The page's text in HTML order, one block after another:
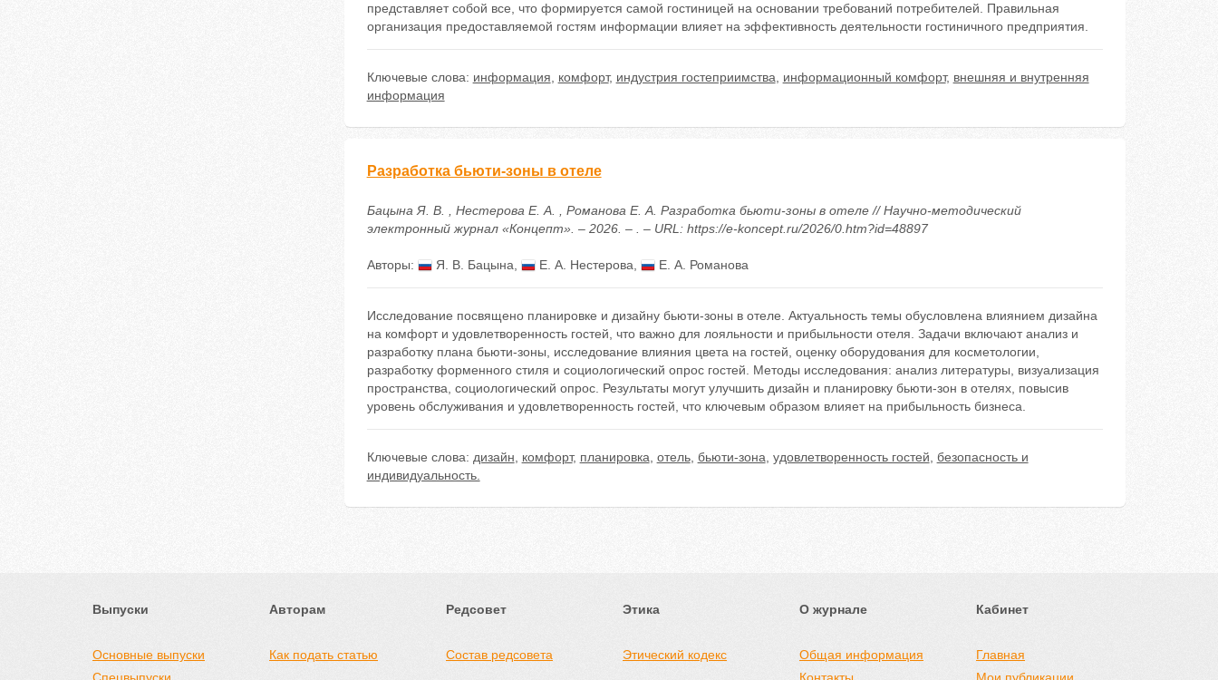
представляет собой все, что формируется самой гостиницей на основании требований потребителей. Правильная
организация предоставляемой гостям информации влияет на эффективность деятельности гостиничного предприятия.
Ключевые слова: информация комфорт, индустрия гостеприимства информационный комфорт, внешняя и внутренняя
информация
Разработка бьюти-зоны в отеле
Бацына Я. В. , Нестерова Е. А. , Романова Е. А. Разработка бьюти-зоны в отеле // Научно-методический
электронный журнал «Концепт». – 2026. – . – URL: https://e-koncept.ru/2026/0.htm?id=48897
Авторы: Я. В. Бацына Е. А. Нестерова Е. А. Романова
Исследование посвящено планировке и дизайну бьюти-зоны в отеле. Актуальность темы обусловлена влиянием дизайна
на комфорт и удовлетворенность гостей, что важно для лояльности и прибыльности отеля. Задачи включают анализ и
разработку плана бьюти-зоны, исследование влияния цвета на гостей, оценку оборудования для косметологии,
разработку форменного стиля и социологический опрос гостей. Методы исследования: анализ литературы, визуализация
пространства, социологический опрос. Результаты могут улучшить дизайн и планировку бьюти-зон в отелях, повысив
уровень обслуживания и удовлетворенность гостей, что ключевым образом влияет на прибыльность бизнеса.
Ключевые слова: дизайн комфорт, планировка отель, бьюти-зона удовлетворенность гостей безопасность и
индивидуальность.
Выпуски
Основные выпуски
Авторам
Как подать статью
Редсовет
Состав редсовета
Этика
Этический кодекс
О журнале
Общая информация
Кабинет
Главная